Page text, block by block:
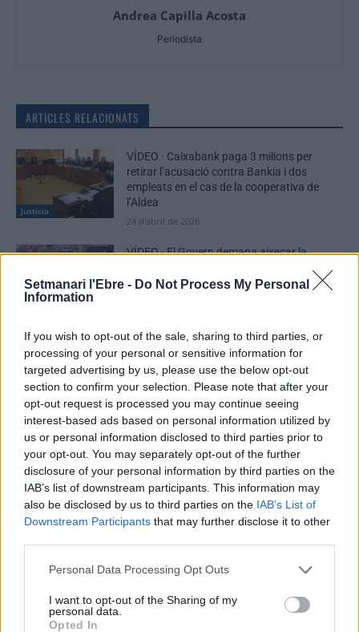
Setmanari l'Ebre - Do Not Process My Personal
Information
If you wish to opt-out of the sale, sharing to third parties, or
processing of your personal or sensitive information for
targeted advertising by us, please use the below opt-out
section to confirm your selection. Please note that after your
opt-out request is processed you may continue seeing
interest-based ads based on personal information utilized by
us or personal information disclosed to third parties prior to
your opt-out. You may separately opt-out of the further
disclosure of your personal information by third parties on the
IAB’s list of downstream participants. This information may
also be disclosed by us to third parties on the IAB’s List of
Downstream Participants that may further disclose it to other
Personal Data Processing Opt Outs
I want to opt-out of the Sharing of my
personal data.
Opted In
Andrea Capilla Acosta
Periodista
ARTICLES RELACIONATS
Justícia
VÍDEO · Caixabank paga 3 milions per
retirar l’acusació contra Bankia i dos
empleats en el cas de la cooperativa de
l’Aldea
24 d'abril de 2026
VÍDEO · El Govern demana aixecar la
retirar el monument franquista de Tortosa
COREMBE assegura que esgotaran totes
les vies jurídiques per defensar el
monument franquista de Tortosa
11 de març de 2026
DEIXA UNA RESPOSTA